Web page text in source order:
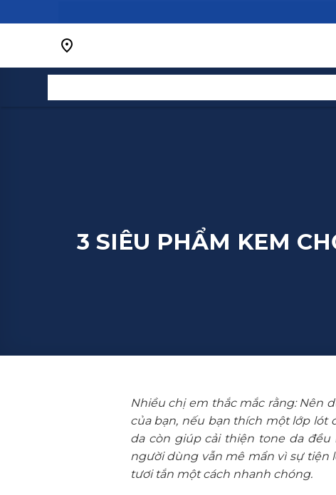
qua
3 SIÊU PHẨM KEM
Nhiều chị em thắc mắc rằng: Nên
của bạn, nếu bạn thích một lớp lót
da còn giúp cải thiện tone da
người dùng vẫn mê mẩn vì sự tiện
tươi tắn một cách nhanh chóng.